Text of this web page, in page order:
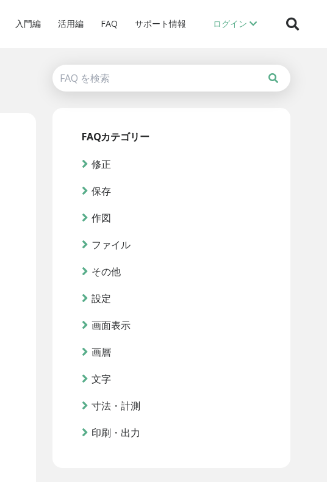
入門編 活用編 FAQ サポート情報 ログイン
FAQカテゴリー
修正
保存
作図
ファイル
その他
設定
画面表示
画層
文字
寸法・計測
印刷・出力